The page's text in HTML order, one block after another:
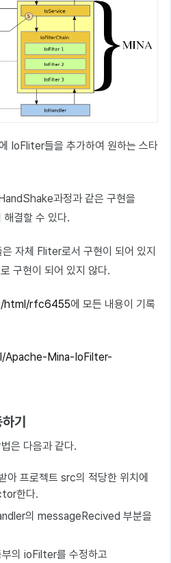
IoFliter들을 추가하여 원하는 스타
과정과 같은 구현을
결할 수 있다.
자체 Fliter로서 구현이 되어 있지
구현이 되어 있지 않다.
html/rfc6455에 모든 내용이 기록
Mina-IoFilter-
기
은 다음과 같다.
아 프로젝트 src의 적당한 위치에
한다.
의 messageRecived 부분을
의 ioFilter를 수정하고